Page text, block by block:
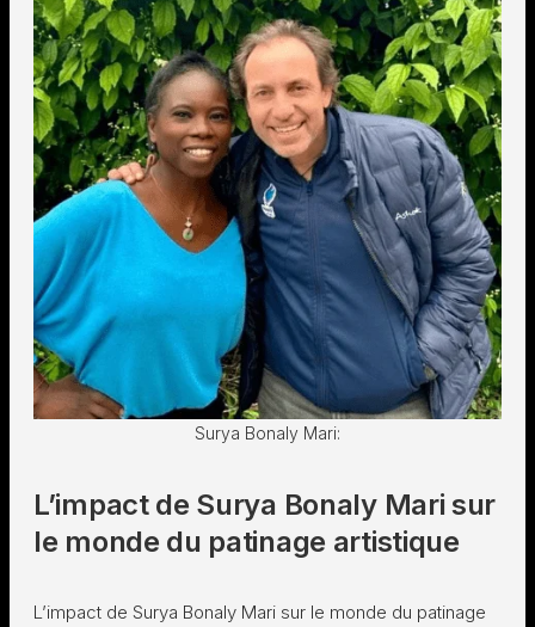
Surya Bonaly Mari:
L’impact de Surya Bonaly Mari sur
le monde du patinage artistique
L’impact de Surya Bonaly Mari sur le monde du patinage